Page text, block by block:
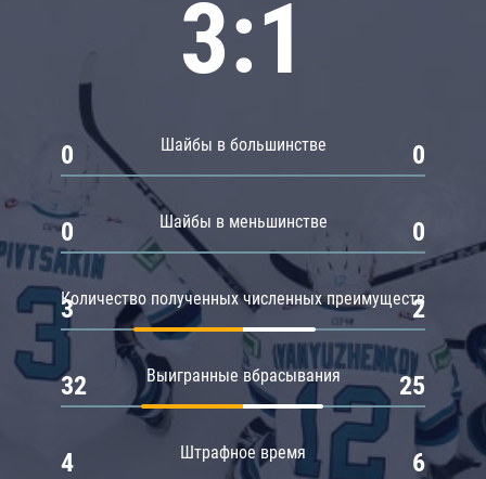
3:1
Шайбы в большинстве
0 0
Шайбы в меньшинстве
0 0
Количество полученных численных преимуществ
3 2
Выигранные вбрасывания
32 25
Штрафное время
4 6